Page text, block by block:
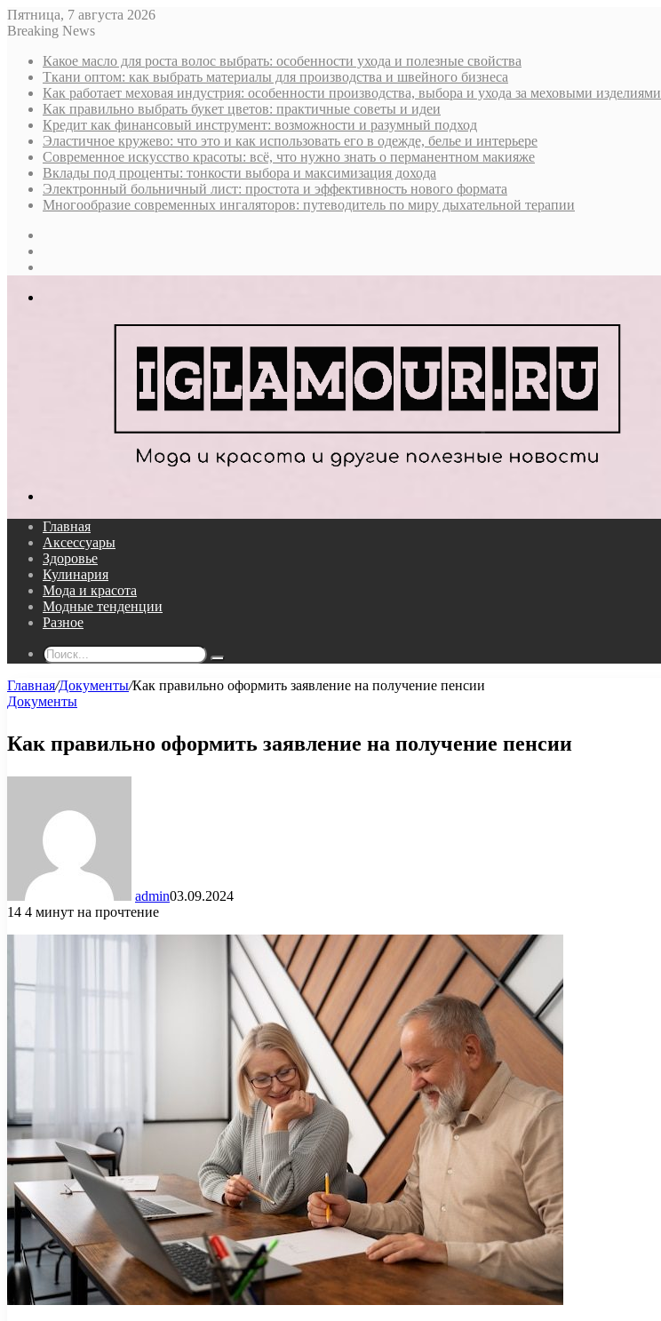
Пятница, 7 августа 2026
Breaking News
Какое масло для роста волос выбрать: особенности ухода и полезные свойства
Ткани оптом: как выбрать материалы для производства и швейного бизнеса
Как работает меховая индустрия: особенности производства, выбора и ухода за меховыми изделиями
Как правильно выбрать букет цветов: практичные советы и идеи
Кредит как финансовый инструмент: возможности и разумный подход
Эластичное кружево: что это и как использовать его в одежде, белье и интерьере
Современное искусство красоты: всё, что нужно знать о перманентном макияже
Вклады под проценты: тонкости выбора и максимизация дохода
Электронный больничный лист: простота и эффективность нового формата
Многообразие современных ингаляторов: путеводитель по миру дыхательной терапии
Главная
Аксессуары
Здоровье
Кулинария
Мода и красота
Модные тенденции
Разное
Поиск...
Главная/Документы/Как правильно оформить заявление на получение пенсии
Документы
Как правильно оформить заявление на получение пенсии
admin03.09.2024
14 4 минут на прочтение